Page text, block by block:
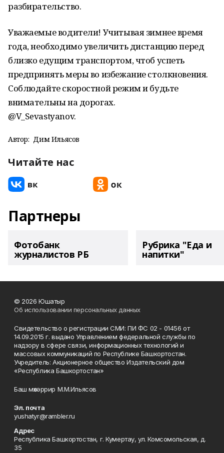
разбирательство.
Уважаемые водители! Учитывая зимнее время
года, необходимо увеличить дистанцию перед
близко едущим транспортом, чтоб успеть
предпринять меры во избежание столкновения.
Соблюдайте скоростной режим и будьте
внимательны на дорогах.
@V_Sevastyanov.
Автор: Дим Ильясов
Читайте нас
Партнеры
Фотобанк
журналистов РБ
Рубрика "Еда и
напитки"
© 2026 Юшатыр
Об использовании персональных данных
Свидетельство о регистрации СМИ: ПИ ФС 02 - 01456 от
14.09.2015 г. выдано Управлением федеральной службы по
надзору в сфере связи, информационных технологий и
массовых коммуникаций по Республике Башкортостан.
Учредитель: Акционерное общество Издательский дом
«Республика Башкортостан»
Баш мөхәррир М.М.Ильясов
Эл. почта
yushatyr@rambler.ru
Адрес
Республика Башкортостан, г. Кумертау, ул. Комсомольская, д.
35